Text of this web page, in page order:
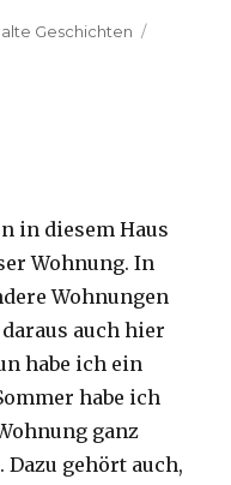
Kategorien
alte Geschichten
in diesem Haus
Wohnung. In
Wohnungen
auch hier
habe ich ein
habe ich
ganz
gehört auch,